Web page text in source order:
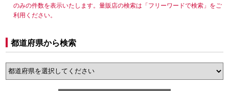
のみの件数を表示いたします。量販店の検索は「フリーワードで検索」をご
利用ください。
都道府県から検索